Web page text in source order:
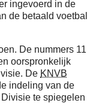
ingevoerd in de
de betaald voetbal
De nummers 11
oorspronkelijk
De KNVB
indeling van de
te spiegelen